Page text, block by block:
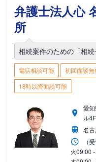
弁護士法人心
所
相続案件のための「相
電話相談可能 初回面談無
18時以降面談可能
愛
ル4F
名
（
火09:00